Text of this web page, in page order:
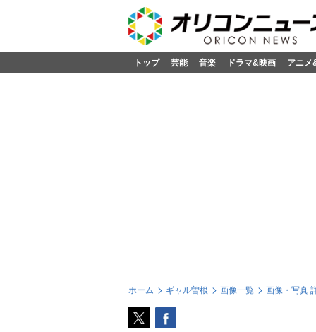
トップ 芸能 音楽 ドラマ&映画 アニメ
ホーム ギャル曽根 画像一覧 画像・写真